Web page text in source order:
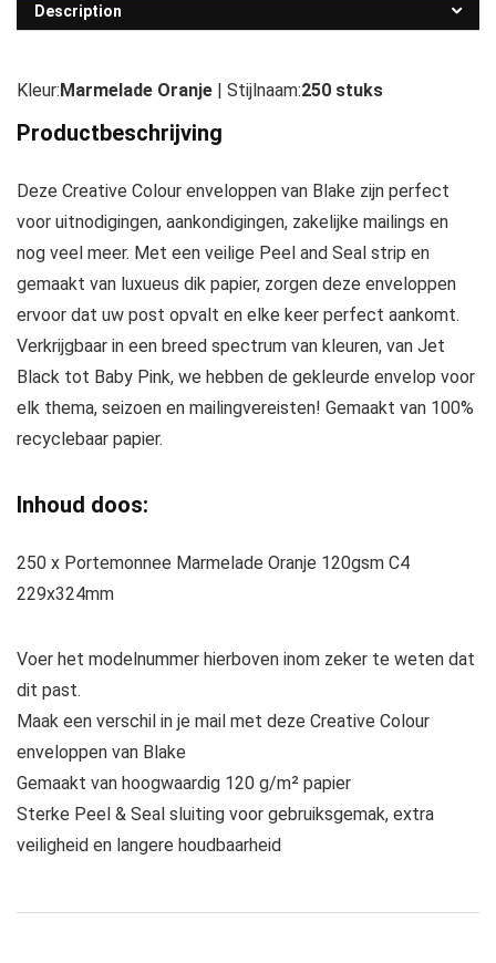
Description
Kleur:Marmelade Oranje | Stijlnaam:250 stuks
Productbeschrijving
Deze Creative Colour enveloppen van Blake zijn perfect
voor uitnodigingen, aankondigingen, zakelijke mailings en
nog veel meer. Met een veilige Peel and Seal strip en
gemaakt van luxueus dik papier, zorgen deze enveloppen
ervoor dat uw post opvalt en elke keer perfect aankomt.
Verkrijgbaar in een breed spectrum van kleuren, van Jet
Black tot Baby Pink, we hebben de gekleurde envelop voor
elk thema, seizoen en mailingvereisten! Gemaakt van 100%
recyclebaar papier.
Inhoud doos:
250 x Portemonnee Marmelade Oranje 120gsm C4
229x324mm
Voer het modelnummer hierboven inom zeker te weten dat
dit past.
Maak een verschil in je mail met deze Creative Colour
enveloppen van Blake
Gemaakt van hoogwaardig 120 g/m² papier
Sterke Peel & Seal sluiting voor gebruiksgemak, extra
veiligheid en langere houdbaarheid